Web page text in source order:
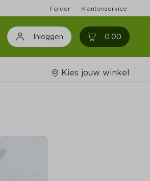
Folder Klantenservice
Inloggen 0.00 0
Kies jouw winkel